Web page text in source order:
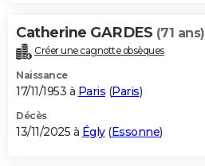
Catherine GARDES (71 ans)
Créer une cagnotte obsèques
Naissance
17/11/1953 à Paris (Paris)
Décès
13/11/2025 à Égly(Essonne)